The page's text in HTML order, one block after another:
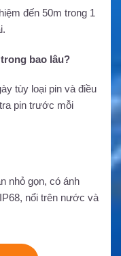
đến 50m trong 1
bao lâu?
tùy loại pin và điều
pin trước mỗi
nhỏ gọn, có ánh
nổi trên nước và